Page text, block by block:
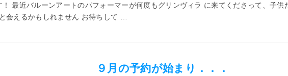
最近バルーンアートのパフォーマーが何度もグリンヴィラ に来てくださって、子供
えるかもしれません お待ちして …
９月の予約が始まり．．．